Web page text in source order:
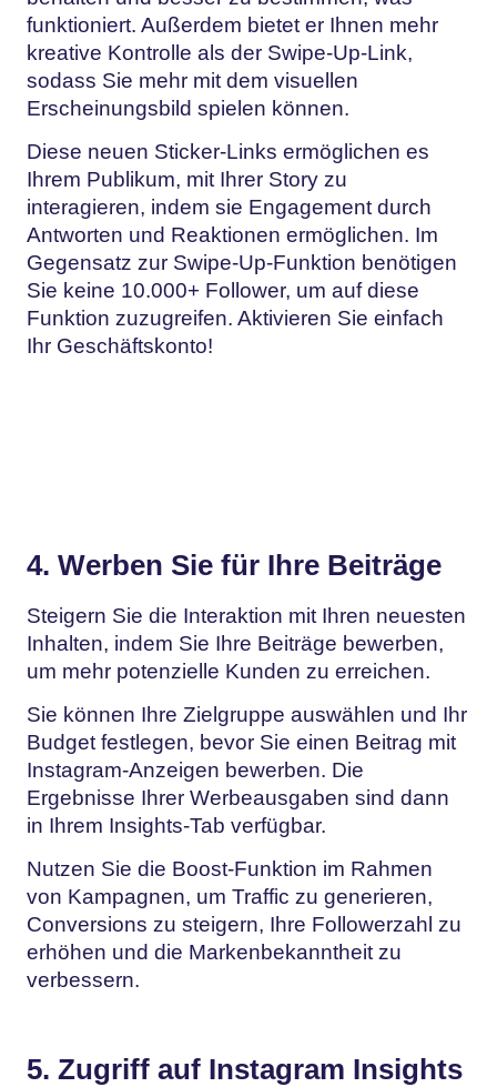
funktioniert. Außerdem bietet er Ihnen mehr
kreative Kontrolle als der Swipe-Up-Link,
sodass Sie mehr mit dem visuellen
Erscheinungsbild spielen können.
Diese neuen Sticker-Links ermöglichen es
Ihrem Publikum, mit Ihrer Story zu
interagieren, indem sie Engagement durch
Antworten und Reaktionen ermöglichen. Im
Gegensatz zur Swipe-Up-Funktion benötigen
Sie keine 10.000+ Follower, um auf diese
Funktion zuzugreifen. Aktivieren Sie einfach
Ihr Geschäftskonto!
4. Werben Sie für Ihre Beiträge
Steigern Sie die Interaktion mit Ihren neuesten
Inhalten, indem Sie Ihre Beiträge bewerben,
um mehr potenzielle Kunden zu erreichen.
Sie können Ihre Zielgruppe auswählen und Ihr
Budget festlegen, bevor Sie einen Beitrag mit
Instagram-Anzeigen bewerben. Die
Ergebnisse Ihrer Werbeausgaben sind dann
in Ihrem Insights-Tab verfügbar.
Nutzen Sie die Boost-Funktion im Rahmen
von Kampagnen, um Traffic zu generieren,
Conversions zu steigern, Ihre Followerzahl zu
erhöhen und die Markenbekanntheit zu
verbessern.
5. Zugriff auf Instagram Insights